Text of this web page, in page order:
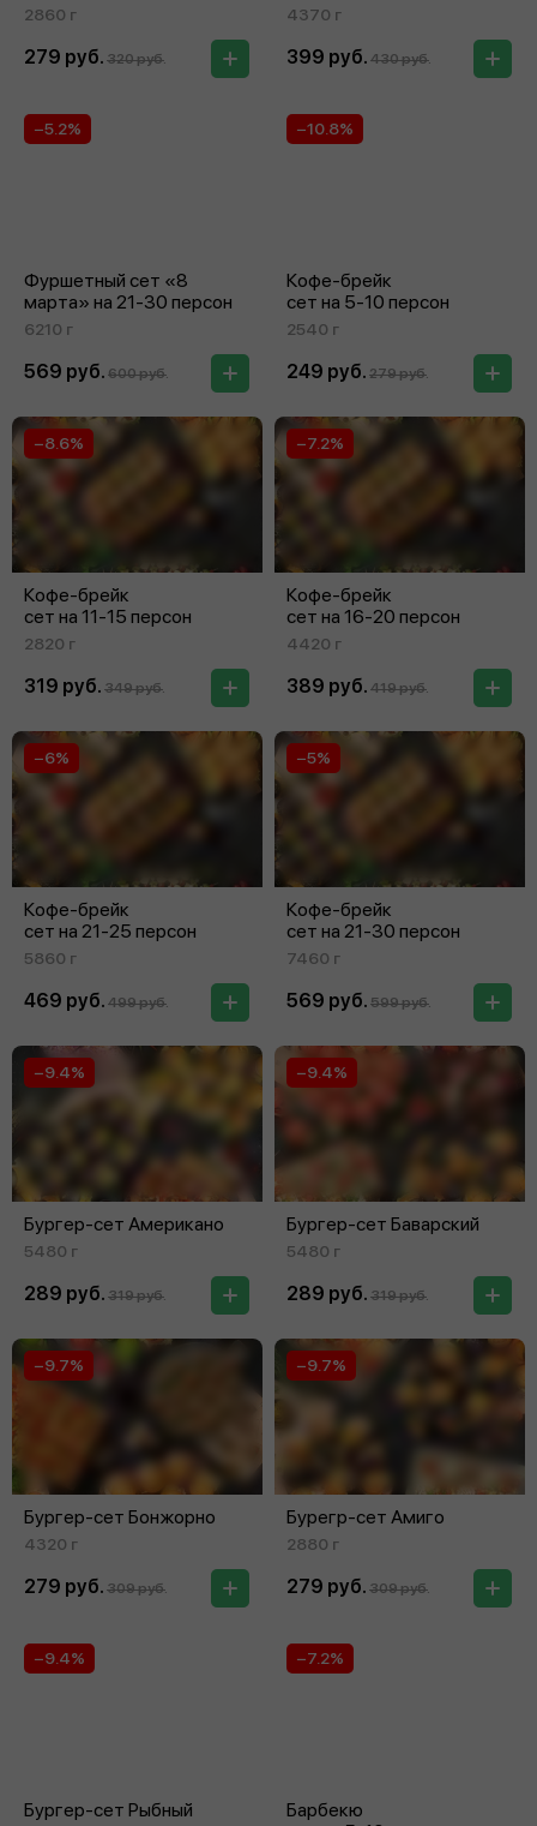
2860 г
279 руб. 320 руб.
4370 г
399 руб. 430 руб.
Фуршетный сет «8
марта» на 21‑30 персон
−5.2%
6210 г
569 руб. 600 руб.
Кофе-брейк
сет на 5‑10 персон
−10.8%
2540 г
249 руб. 279 руб.
Кофе-брейк
сет на 11‑15 персон
−8.6%
2820 г
319 руб. 349 руб.
Кофе-брейк
сет на 16‑20 персон
−7.2%
4420 г
389 руб. 419 руб.
Кофе-брейк
сет на 21‑25 персон
−6%
5860 г
469 руб. 499 руб.
Кофе-брейк
сет на 21‑30 персон
−5%
7460 г
569 руб. 599 руб.
Бургер-сет Американо
−9.4%
5480 г
289 руб. 319 руб.
Бургер-сет Баварский
−9.4%
5480 г
289 руб. 319 руб.
Бургер-сет Бонжорно
−9.7%
4320 г
279 руб. 309 руб.
Бурегр-сет Амиго
−9.7%
2880 г
279 руб. 309 руб.
Бургер-сет Рыбный
−9.4%
Барбекю
−7.2%